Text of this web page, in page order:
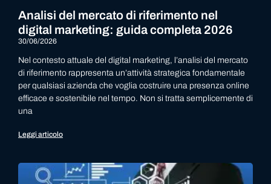
Analisi del mercato di riferimento nel
digital marketing: guida completa 2026
30/06/2026
Nel contesto attuale del digital marketing, l’analisi del mercato
di riferimento rappresenta un’attività strategica fondamentale
per qualsiasi azienda che voglia costruire una presenza online
efficace e sostenibile nel tempo. Non si tratta semplicemente di
una
Leggi articolo